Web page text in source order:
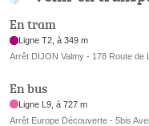
En tram
Ligne T2, à 349 m
Arrêt DIJON Valmy - 178 Route de
En bus
Ligne L9, à 727 m
Arrêt Europe Découverte - 5bis